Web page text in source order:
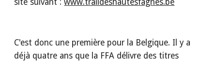
site suivant : www.traildeshautesfagnes.be
C'est donc une première pour la Belgique. Il y a
déjà quatre ans que la FFA délivre des titres